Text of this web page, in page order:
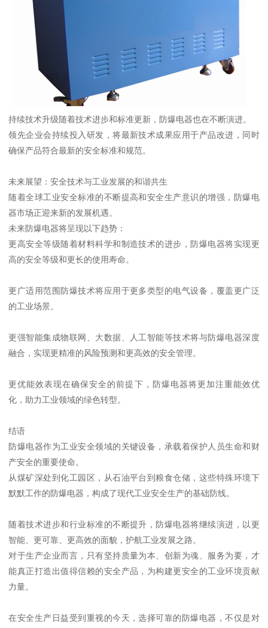
持续技术升级随着技术进步和标准更新，防爆电器也在不断演进。
领先企业会持续投入研发，将最新技术成果应用于产品改进，同时
确保产品符合最新的安全标准和规范。
未来展望：安全技术与工业发展的和谐共生
随着全球工业安全标准的不断提高和安全生产意识的增强，防爆电
器市场正迎来新的发展机遇。
未来防爆电器将呈现以下趋势：
更高安全等级随着材料科学和制造技术的进步，防爆电器将实现更
高的安全等级和更长的使用寿命。
更广适用范围防爆技术将应用于更多类型的电气设备，覆盖更广泛
的工业场景。
更强智能集成物联网、大数据、人工智能等技术将与防爆电器深度
融合，实现更精准的风险预测和更高效的安全管理。
更优能效表现在确保安全的前提下，防爆电器将更加注重能效优
化，助力工业领域的绿色转型。
结语
防爆电器作为工业安全领域的关键设备，承载着保护人员生命和财
产安全的重要使命。
从煤矿深处到化工园区，从石油平台到粮食仓储，这些特殊环境下
默默工作的防爆电器，构成了现代工业安全生产的基础防线。
随着技术进步和行业标准的不断提升，防爆电器将继续演进，以更
智能、更可靠、更高效的面貌，护航工业发展之路。
对于生产企业而言，只有坚持质量为本、创新为魂、服务为要，才
能真正打造出值得信赖的安全产品，为构建更安全的工业环境贡献
力量。
在安全生产日益受到重视的今天，选择可靠的防爆电器，不仅是对